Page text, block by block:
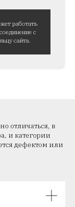
работать
с
сайта.
отличаться, в
и категории
дефектом или